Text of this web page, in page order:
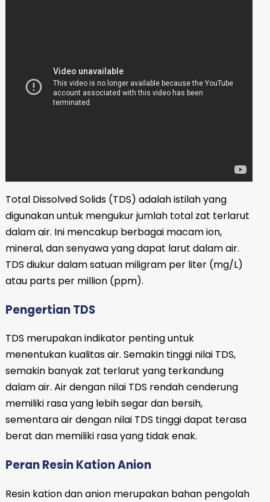
Total Dissolved Solids (TDS) adalah istilah yang
digunakan untuk mengukur jumlah total zat terlarut
dalam air. Ini mencakup berbagai macam ion,
mineral, dan senyawa yang dapat larut dalam air.
TDS diukur dalam satuan miligram per liter (mg/L)
atau parts per million (ppm).
Pengertian TDS
TDS merupakan indikator penting untuk
menentukan kualitas air. Semakin tinggi nilai TDS,
semakin banyak zat terlarut yang terkandung
dalam air. Air dengan nilai TDS rendah cenderung
memiliki rasa yang lebih segar dan bersih,
sementara air dengan nilai TDS tinggi dapat terasa
berat dan memiliki rasa yang tidak enak.
Peran Resin Kation Anion
Resin kation dan anion merupakan bahan pengolah